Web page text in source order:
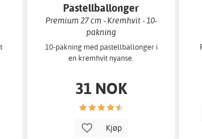
Pastellballonger
Premium 27 cm - Kremhvit - 10-
pakning
10-pakning med pastellballonger i
en kremhvit nyanse.
31 NOK
Kjøp